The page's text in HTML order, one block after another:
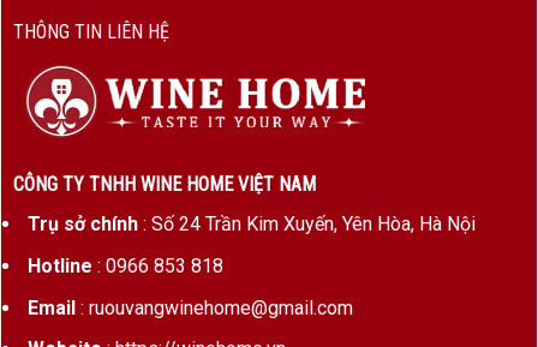
THÔNG TIN LIÊN HỆ
CÔNG TY TNHH WINE HOME VIỆT NAM
Trụ sở chính: Số 24 Trần Kim Xuyến, Yên Hòa, Hà Nội
Hotline : 0966 853 818
Email: ruouvangwinehome@gmail.com